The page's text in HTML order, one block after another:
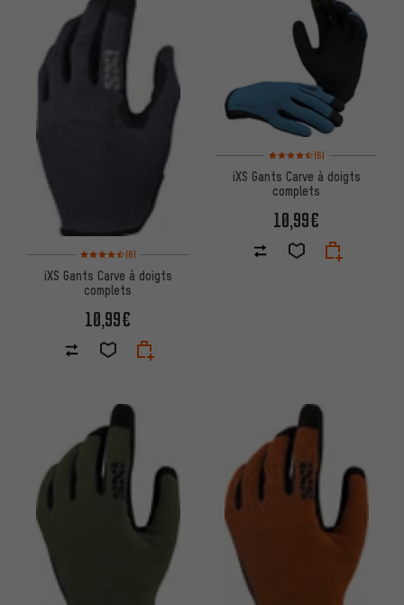
Note moyenne : 4,5 sur 5 d'après 6 avis
(6)
iXS Gants Carve à doigts
complets
10,99€
Note moyenne : 4,5 sur 5
(6)
iXS Gants Carve à doigts
complets
10,99€